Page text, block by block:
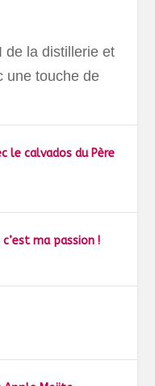
de la distillerie et
une touche de
le calvados du Père
ma passion !